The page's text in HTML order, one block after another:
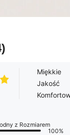
Miękkie
Jakość
z Rozmiarem
100%